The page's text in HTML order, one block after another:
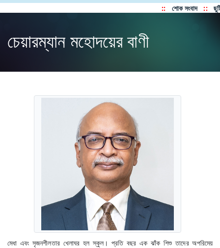
:: শোক সংবাদ::
চেয়ারম্যান মহোদয়ের বাণী
মেধা এবং সৃজনশীলতার খেলাঘর হল স্কুল। প্রতি বছর এক ঝাঁক শিশু তাদের অপরিমেয়